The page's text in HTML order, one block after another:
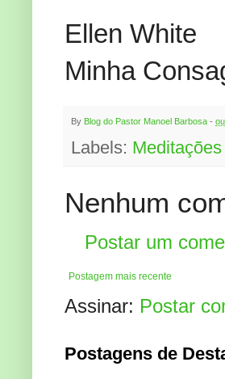
Ellen White
Minha
By Blog do Pastor Manoel Barbosa -
Labels: Meditações
Nenhum
Postar um
Postagem mais recente
Assinar: Postar
Postagens de